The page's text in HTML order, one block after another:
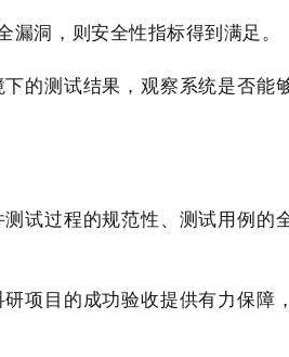
洞，则安全性指标得到满足。
的测试结果，观察系统是否能
试过程的规范性、测试用例的
项目的成功验收提供有力保障